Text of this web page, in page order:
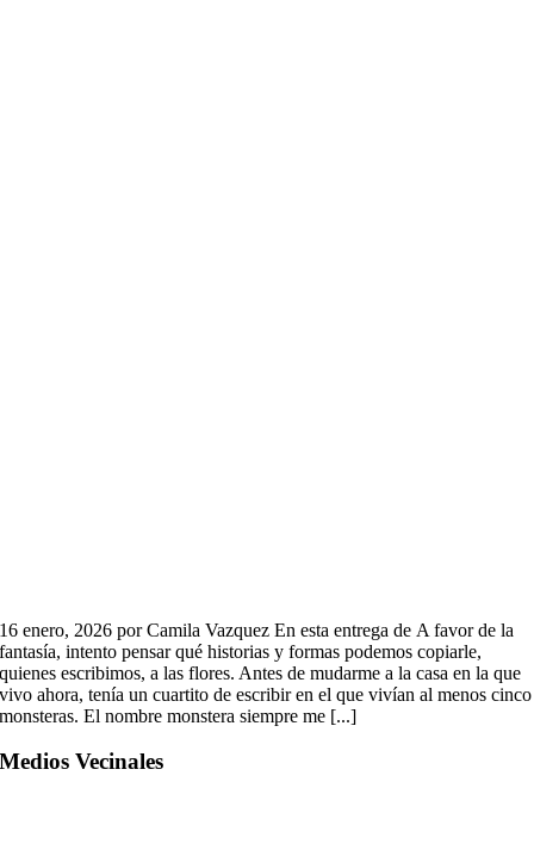
16 enero, 2026 por Camila Vazquez En esta entrega de A favor de la
fantasía, intento pensar qué historias y formas podemos copiarle,
quienes escribimos, a las flores. Antes de mudarme a la casa en la que
vivo ahora, tenía un cuartito de escribir en el que vivían al menos cinco
monsteras. El nombre monstera siempre me [...]
Medios Vecinales